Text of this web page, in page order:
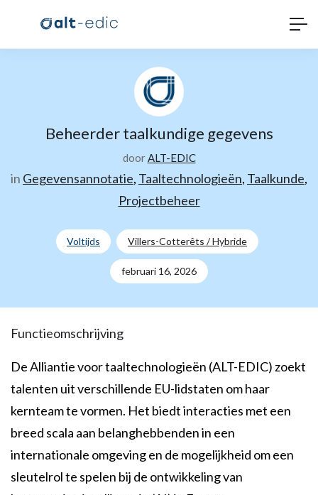
Beheerder taalkundige gegevens
doorALT-EDIC
in Gegevensannotatie, Taaltechnologieën, Taalkunde,
Projectbeheer
Voltijds Villers-Cotterêts / Hybride
februari 16, 2026
Functieomschrijving
De Alliantie voor taaltechnologieën (ALT-EDIC) zoekt
talenten uit verschillende EU-lidstaten om haar
kernteam te vormen. Het biedt interacties met een
breed scala aan belanghebbenden in een
internationale omgeving en de mogelijkheid om een
sleutelrol te spelen bij de ontwikkeling van